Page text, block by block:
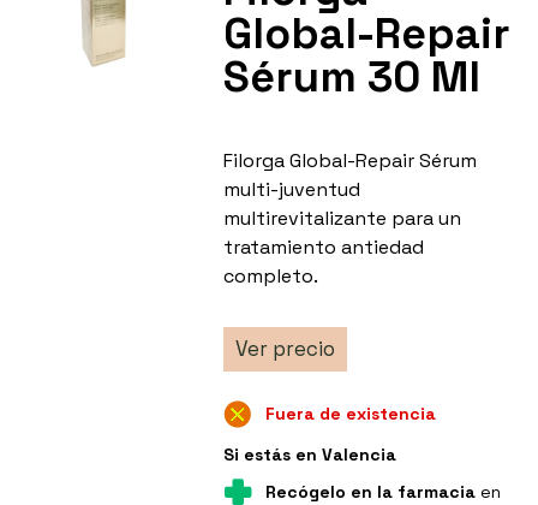
Global-Repair
Sérum 30 Ml
Filorga Global-Repair Sérum
multi-juventud
multirevitalizante para un
tratamiento antiedad
completo.
Ver precio
Fuera de existencia
Si estás en Valencia
Recógelo en la farmacia en